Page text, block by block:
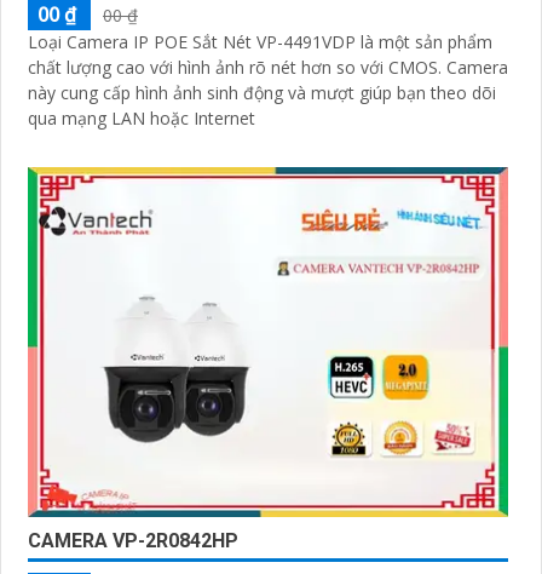
00 ₫
00 ₫
Loại Camera IP POE Sắt Nét VP-4491VDP là một sản phẩm
chất lượng cao với hình ảnh rõ nét hơn so với CMOS. Camera
này cung cấp hình ảnh sinh động và mượt giúp bạn theo dõi
qua mạng LAN hoặc Internet
CAMERA VP-2R0842HP